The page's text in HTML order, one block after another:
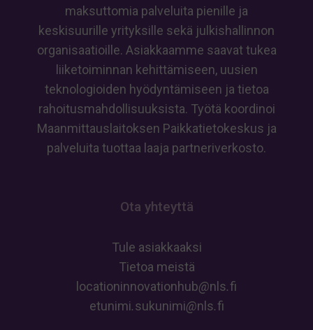
maksuttomia palveluita pienille ja
keskisuurille yrityksille sekä julkishallinnon
organisaatioille. Asiakkaamme saavat tukea
liiketoiminnan kehittämiseen, uusien
teknologioiden hyödyntämiseen ja tietoa
rahoitusmahdollisuuksista. Työtä koordinoi
Maanmittauslaitoksen Paikkatietokeskus ja
palveluita tuottaa laaja partneriverkosto.
Ota yhteyttä
Tule asiakkaaksi
Tietoa meistä
locationinnovationhub@nls.fi
etunimi.sukunimi@nls.fi